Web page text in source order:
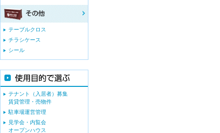
テーブルクロス
チラシケース
シール
テナント（入居者）募集
賃貸管理・売物件
駐車場運営管理
見学会・内覧会
オープンハウス